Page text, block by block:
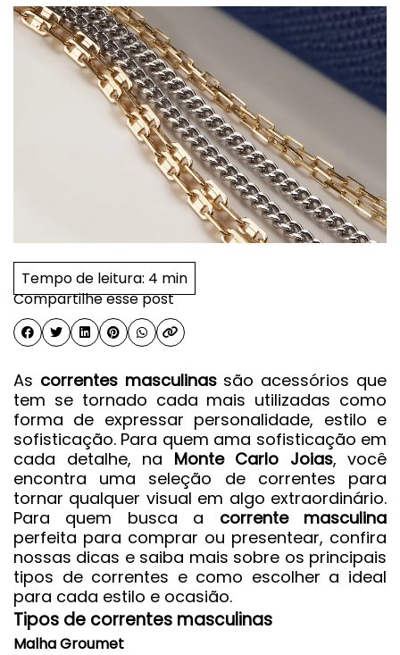
Compartilhe esse post
Tempo de leitura: 4 min
As correntes masculinassão acessórios que
tem se tornado cada mais utilizadas como
forma de expressar personalidade, estilo e
sofisticação. Para quem ama sofisticação em
cada detalhe, na Monte Carlo Joias, você
encontra uma seleção de correntes para
tornar qualquer visual em algo extraordinário.
Para quem busca a corrente masculina
perfeita para comprar ou presentear, confira
nossas dicas e saiba mais sobre os principais
tipos de correntes e como escolher a ideal
para cada estilo e ocasião.
Tipos de correntes masculinas
Malha Groumet